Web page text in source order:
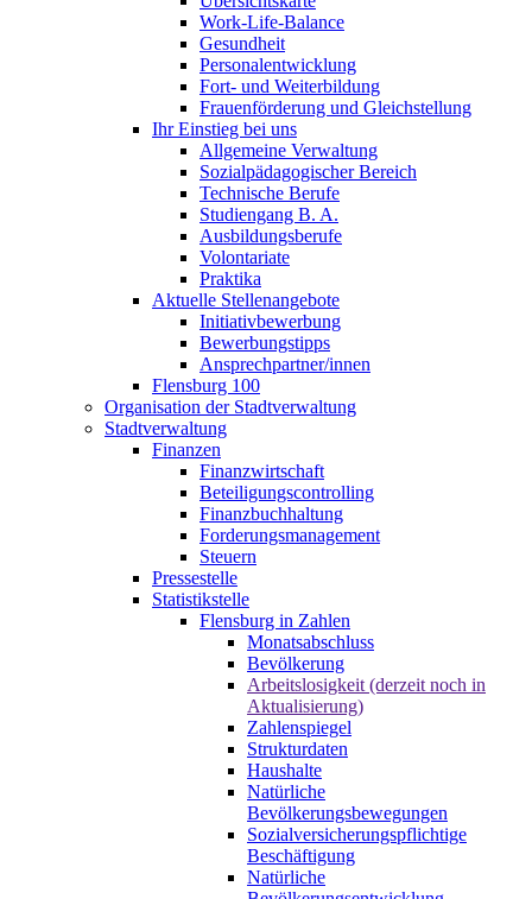
Work-Life-Balance
Gesundheit
Personalentwicklung
Fort- und Weiterbildung
Frauenförderung und Gleichstellung
Ihr Einstieg bei uns
Allgemeine Verwaltung
Sozialpädagogischer Bereich
Technische Berufe
Studiengang B. A.
Ausbildungsberufe
Volontariate
Praktika
Aktuelle Stellenangebote
Initiativbewerbung
Bewerbungstipps
Ansprechpartner/innen
Flensburg 100
Organisation der Stadtverwaltung
Stadtverwaltung
Finanzen
Finanzwirtschaft
Beteiligungscontrolling
Finanzbuchhaltung
Forderungsmanagement
Steuern
Pressestelle
Statistikstelle
Flensburg in Zahlen
Monatsabschluss
Bevölkerung
Arbeitslosigkeit (derzeit noch in
Aktualisierung)
Zahlenspiegel
Strukturdaten
Haushalte
Natürliche
Bevölkerungsbewegungen
Sozialversicherungspflichtige
Beschäftigung
Natürliche